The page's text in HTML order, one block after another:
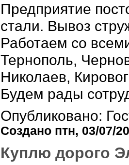
Предприятие
стали. Вывоз
Работаем со
Тернополь,
Николаев,
Будем рады
Опубликовано:
Создано птн, 03/07/
Куплю дорого